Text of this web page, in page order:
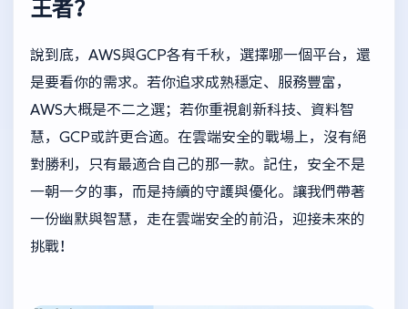
王者？
說到底，AWS與GCP各有千秋，選擇哪一個平台，還
是要看你的需求。若你追求成熟穩定、服務豐富，
AWS大概是不二之選；若你重視創新科技、資料智
慧，GCP或許更合適。在雲端安全的戰場上，沒有絕
對勝利，只有最適合自己的那一款。記住，安全不是
一朝一夕的事，而是持續的守護與優化。讓我們帶著
一份幽默與智慧，走在雲端安全的前沿，迎接未來的
挑戰！